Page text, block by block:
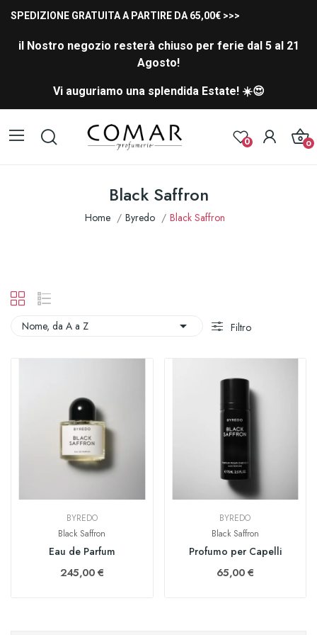
SPEDIZIONE GRATUITA A PARTIRE DA 65,00€ >>>
il Nostro negozio resterà chiuso per ferie dal 5 al 21
Agosto!
Vi auguriamo una splendida Estate! ☀️😍
0 0
Black Saffron
Home Byredo Black Saffron
Nome, da A a Z  Filtro
BYREDO
Black Saffron
Eau de Parfum
245,00 €
BYREDO
Black Saffron
Profumo per Capelli
65,00 €